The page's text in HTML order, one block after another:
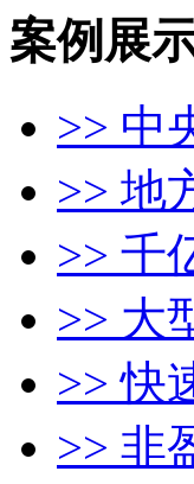
案例展
>> 中
>> 地
>> 千
>> 大
>> 快
>> 非